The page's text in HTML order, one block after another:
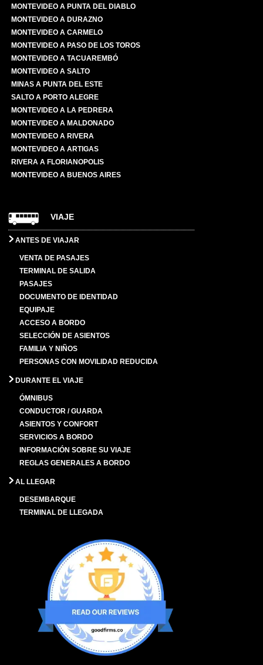
MONTEVIDEO A PUNTA DEL DIABLO
MONTEVIDEO A DURAZNO
MONTEVIDEO A CARMELO
MONTEVIDEO A PASO DE LOS TOROS
MONTEVIDEO A TACUAREMBÓ
MONTEVIDEO A SALTO
MINAS A PUNTA DEL ESTE
SALTO A PORTO ALEGRE
MONTEVIDEO A LA PEDRERA
MONTEVIDEO A MALDONADO
MONTEVIDEO A RIVERA
MONTEVIDEO A ARTIGAS
RIVERA A FLORIANOPOLIS
MONTEVIDEO A BUENOS AIRES
VIAJE
ANTES DE VIAJAR
VENTA DE PASAJES
TERMINAL DE SALIDA
PASAJES
DOCUMENTO DE IDENTIDAD
EQUIPAJE
ACCESO A BORDO
SELECCIÓN DE ASIENTOS
FAMILIA Y NIÑOS
PERSONAS CON MOVILIDAD REDUCIDA
DURANTE EL VIAJE
ÓMNIBUS
CONDUCTOR / GUARDA
ASIENTOS Y CONFORT
SERVICIOS A BORDO
INFORMACIÓN SOBRE SU VIAJE
REGLAS GENERALES A BORDO
AL LLEGAR
DESEMBARQUE
TERMINAL DE LLEGADA